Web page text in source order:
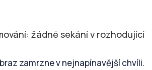
žádné sekání v rozhodující
zamrzne v nejnapínavější chvíli.